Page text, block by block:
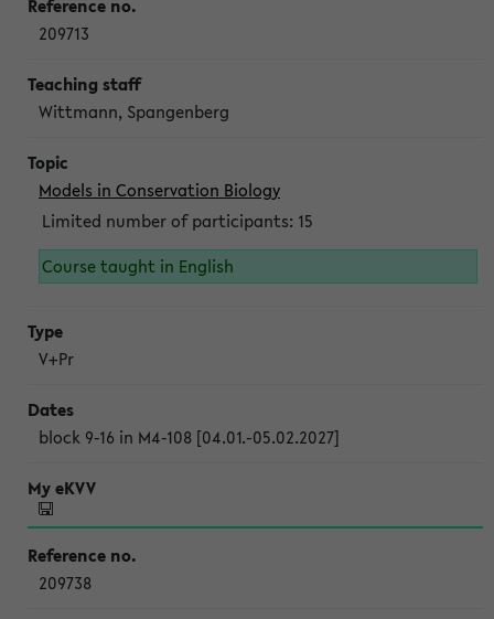
209713
Wittmann, Spangenberg
Models in Conservation Biology
Limited number of participants: 15
Course taught in English
V+Pr
block 9-16 in M4-108 [04.01.-05.02.2027]
209738